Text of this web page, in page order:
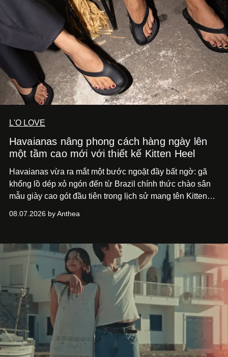
L'O LOVE
Havaianas nâng phong cách hàng ngày lên
một tầm cao mới với thiết kế Kitten Heel
Havaianas vừa ra mắt một bước ngoặt đầy bất ngờ: gã
khổng lồ dép xỏ ngón đến từ Brazil chính thức chào sân
mẫu giày cao gót đầu tiên trong lịch sử mang tên Kitten
08.07.2026 by Anthea